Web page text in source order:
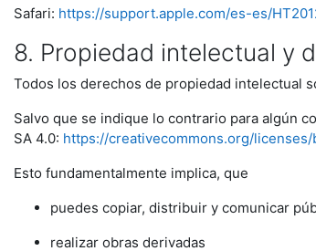
Safari: https://support.apple.com/es-es/
8. Propiedad intelectual y
Todos los derechos de propiedad intelectual
Salvo que se indique lo contrario para algún
SA 4.0: https://creativecommons.org/
Esto fundamentalmente implica, que
puedes copiar, distribuir y comunicar
realizar obras derivadas